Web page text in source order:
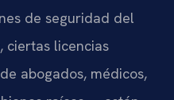
de seguridad del
ciertas licencias
abogados, médicos,